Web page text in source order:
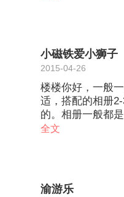
小磁铁爱小狮子
2015-04-26
楼楼你好，一般
适，搭配的相册
的。相册一般都
一般会放25张左
全文
渝游乐